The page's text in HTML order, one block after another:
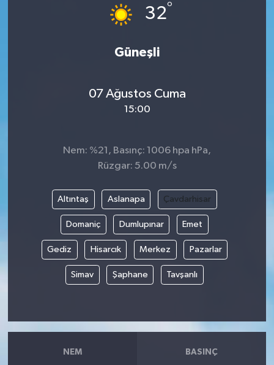
32°
Güneşli
07 Ağustos Cuma
15:00
Nem: %21, Basınç: 1006 hpa hPa,
Rüzgar: 5.00 m/s
Altıntaş Aslanapa Çavdarhisar
Domaniç Dumlupınar Emet
Gediz Hisarcık Merkez Pazarlar
Simav Şaphane Tavşanlı
NEM BASINÇ